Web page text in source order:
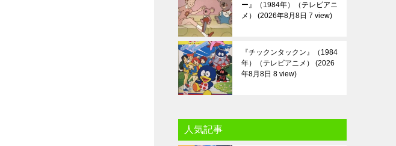
ー』（1984年）（テレビアニ
メ）
2026年8月8日 7 view
『チックンタックン』（1984
年）（テレビアニメ）
2026
年8月8日 8 view
人気記事